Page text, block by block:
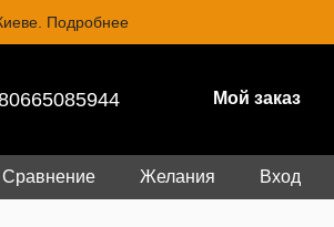
Подробнее
Мой заказ
Сравнение Желания Вход